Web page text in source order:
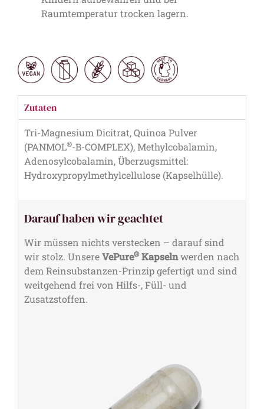
Raumtemperatur trocken lagern.
Zutaten
Tri-Magnesium Dicitrat, Quinoa Pulver
(PANMOL®-B-COMPLEX), Methylcobalamin,
Adenosylcobalamin, Überzugsmittel:
Hydroxypropylmethylcellulose (Kapselhülle).
Darauf haben wir geachtet
Wir müssen nichts verstecken – darauf sind
wir stolz. UnsereVePure®Kapselnwerden nach
dem Reinsubstanzen-Prinzip gefertigt und sind
weitgehend frei von Hilfs-, Füll- und
Zusatzstoffen.